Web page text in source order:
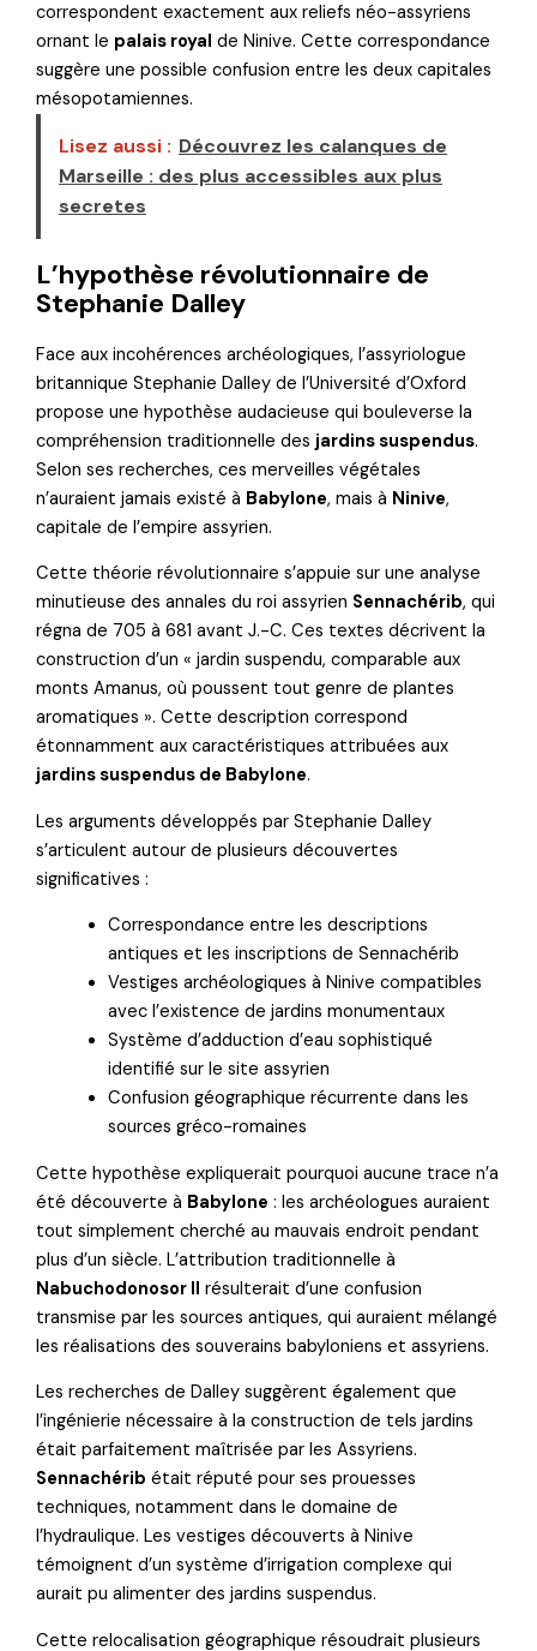
correspondent exactement aux reliefs néo-assyriens
ornant le palais royal de Ninive. Cette correspondance
suggère une possible confusion entre les deux capitales
mésopotamiennes.
Lisez aussi : Découvrez les calanques de
Marseille : des plus accessibles aux plus
secretes
L’hypothèse révolutionnaire de
Stephanie Dalley
Face aux incohérences archéologiques, l’assyriologue
britannique Stephanie Dalley de l’Université d’Oxford
propose une hypothèse audacieuse qui bouleverse la
compréhension traditionnelle des jardins suspendus.
Selon ses recherches, ces merveilles végétales
n’auraient jamais existé à Babylone, mais à Ninive,
capitale de l’empire assyrien.
Cette théorie révolutionnaire s’appuie sur une analyse
minutieuse des annales du roi assyrien Sennachérib, qui
régna de 705 à 681 avant J.-C. Ces textes décrivent la
construction d’un « jardin suspendu, comparable aux
monts Amanus, où poussent tout genre de plantes
aromatiques ». Cette description correspond
étonnamment aux caractéristiques attribuées aux
jardins suspendus de Babylone.
Les arguments développés par Stephanie Dalley
s’articulent autour de plusieurs découvertes
significatives :
Correspondance entre les descriptions
antiques et les inscriptions de Sennachérib
Vestiges archéologiques à Ninive compatibles
avec l’existence de jardins monumentaux
Système d’adduction d’eau sophistiqué
identifié sur le site assyrien
Confusion géographique récurrente dans les
sources gréco-romaines
Cette hypothèse expliquerait pourquoi aucune trace n’a
été découverte à Babylone : les archéologues auraient
tout simplement cherché au mauvais endroit pendant
plus d’un siècle. L’attribution traditionnelle à
Nabuchodonosor II résulterait d’une confusion
transmise par les sources antiques, qui auraient mélangé
les réalisations des souverains babyloniens et assyriens.
Les recherches de Dalley suggèrent également que
l’ingénierie nécessaire à la construction de tels jardins
était parfaitement maîtrisée par les Assyriens.
Sennachérib était réputé pour ses prouesses
techniques, notamment dans le domaine de
l’hydraulique. Les vestiges découverts à Ninive
témoignent d’un système d’irrigation complexe qui
aurait pu alimenter des jardins suspendus.
Cette relocalisation géographique résoudrait plusieurs